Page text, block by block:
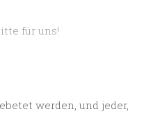
für uns!
werden, und jeder,